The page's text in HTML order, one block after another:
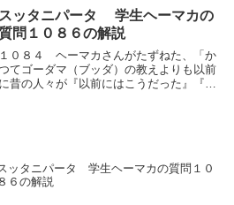
所、よりどころ）を説いてください。あな
たは、この（苦しみ）がまたと起らないよ
な洲（避難...
スッタニパータ 学生ヘーマカの
問１０８６の解説
１０８４ ヘーマカさんがたずねた、「か
てゴーダマ（ブッダ）の教えよりも以前
に昔の人々が『以前にはこうだった』『未
ッタニパータ 学生ヘーマカの質問１０
８６の解説